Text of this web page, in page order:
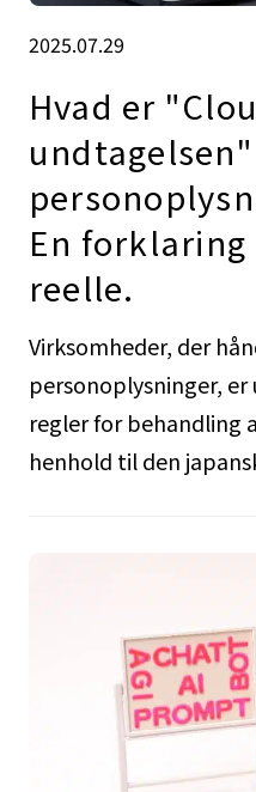
2025.07.29
Hvad er
En forklaring
reelle.
Virksomheder, der
personoplysninger,
regler for behandling
henhold til den